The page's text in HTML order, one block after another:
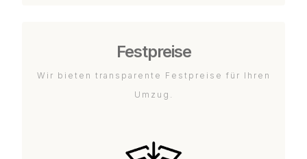
Festpreise
Wir bieten transparente Festpreise für Ihren
Umzug.